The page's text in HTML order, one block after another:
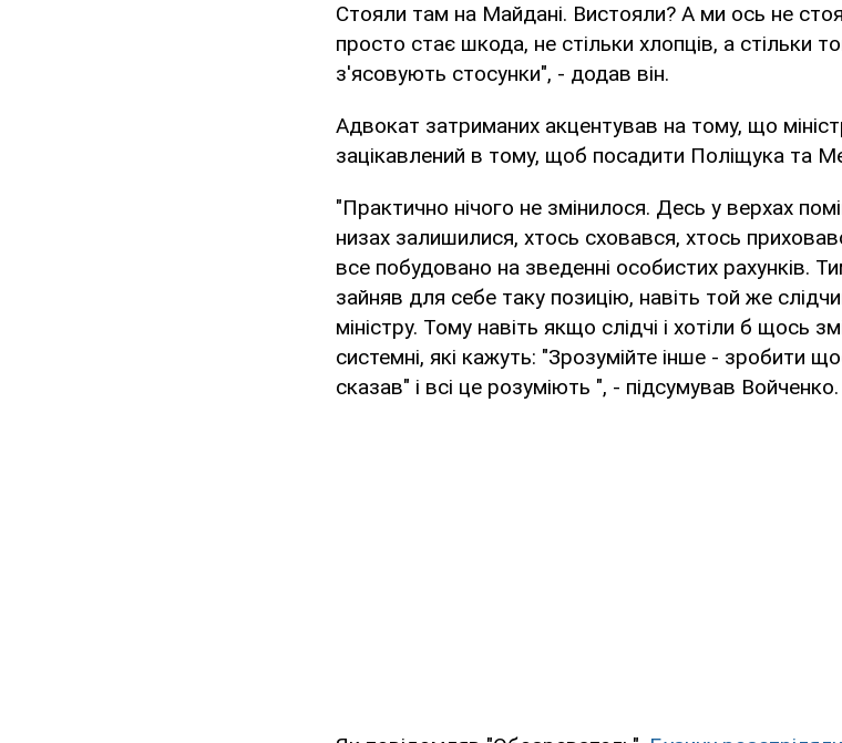
Стояли там на Майдані. Вистояли? А ми ось не
просто стає шкода, не стільки хлопців, а стільки
з'ясовують стосунки", - додав він.
Адвокат затриманих акцентував на тому, що
зацікавлений в тому, щоб посадити Поліщука та
"Практично нічого не змінилося. Десь у верхах
низах залишилися, хтось сховався, хтось
все побудовано на зведенні особистих рахунків.
зайняв для себе таку позицію, навіть той же
міністру. Тому навіть якщо слідчі і хотіли б щось
системні, які кажуть: "Зрозумійте інше - зробити
сказав" і всі це розуміють ", - підсумував Войченко.